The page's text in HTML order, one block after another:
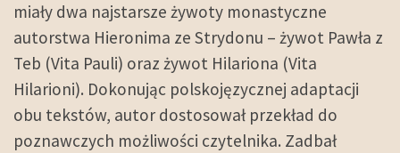
miały dwa najstarsze żywoty monastyczne
autorstwa Hieronima ze Strydonu – żywot Pawła z
Teb (Vita Pauli) oraz żywot Hilariona (Vita
Hilarioni). Dokonując polskojęzycznej adaptacji
obu tekstów, autor dostosował przekład do
poznawczych możliwości czytelnika. Zadbał